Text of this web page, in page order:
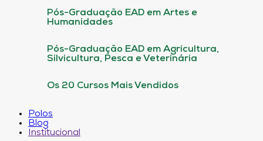
Pós-Graduação EAD em Artes e
Humanidades
Pós-Graduação EAD em Agricultura,
Silvicultura, Pesca e Veterinária
Os 20 Cursos Mais Vendidos
Polos
Blog
Institucional